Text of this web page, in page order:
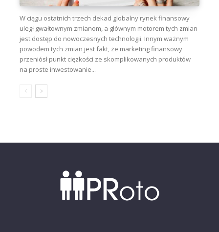
W ciągu ostatnich trzech dekad globalny rynek finansowy
uległ gwałtownym zmianom, a głównym motorem tych zmian
jest dostęp do nowoczesnych technologii. Innym ważnym
powodem tych zmian jest fakt, że marketing finansowy
przeniósł punkt ciężkości ze skomplikowanych produktów
na proste inwestowanie...